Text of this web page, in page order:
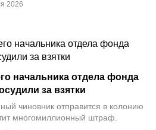
2026
начальника отдела фонда
за взятки
чиновник отправится в колонию
многомиллионный штраф.